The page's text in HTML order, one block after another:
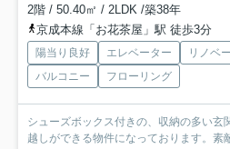
2階 / 50.40㎡ / 2LDK /築38年
京成本線「お花茶屋」駅 徒歩3分
陽当り良好 エレベーター リノベ
バルコニー
フローリング
シューズボックス付きの、収納の多い玄
越しができる物件になっております。素